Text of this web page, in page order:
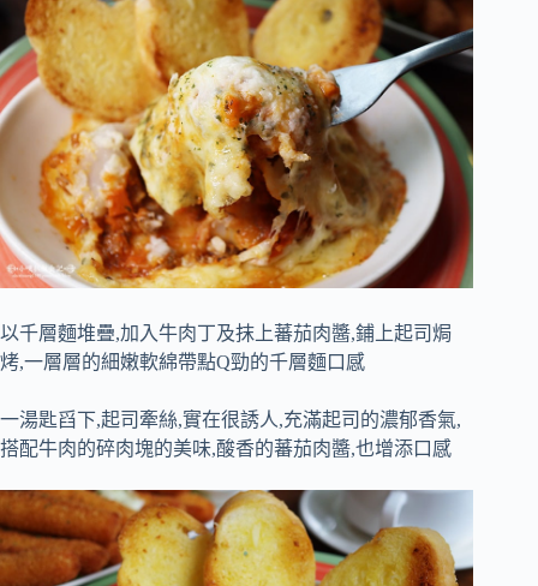
以千層麵堆疊,加入牛肉丁及抹上蕃茄肉醬,鋪上起司焗
烤,一層層的細嫩軟綿帶點Q勁的千層麵口感
一湯匙舀下,起司牽絲,實在很誘人,充滿起司的濃郁香氣,
搭配牛肉的碎肉塊的美味,酸香的蕃茄肉醬,也增添口感